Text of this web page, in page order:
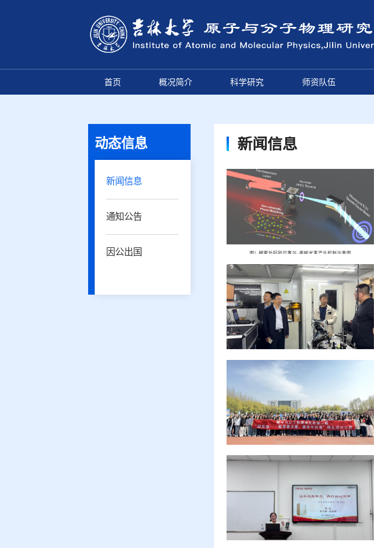
首页 概况简介 科学研究 师资队伍
动态信息
新闻信息
通知公告
因公出国
新闻信息